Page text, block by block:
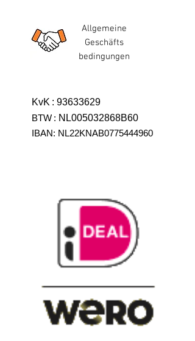
Allgemeine
Geschäfts
bedingungen
KvK : 93633629
BTW : NL005032868B60
IBAN: NL22KNAB0775444960